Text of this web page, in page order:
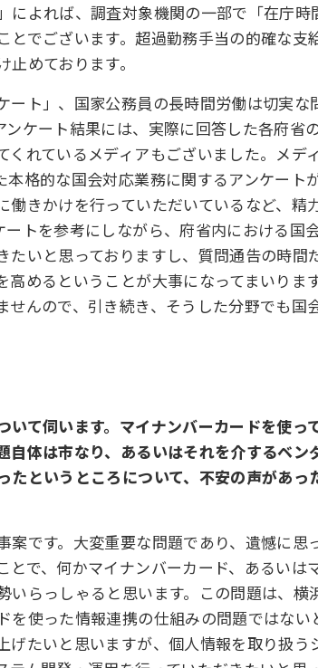
によれば、調査対象機関の一部で「在庁
とでございます。超過勤務手当の的確な
めております。
ート」、国家公務員の長時間労働は切実
ケート結果には、実際に回答した各府省
れているメディアもございました。メ
格的な国会対応業務に関するアンケー
働きかけを行っていただいているなど、
ートを参考にしながら、府省内における
たいと思っておりますし、質問通告の時
めるということが大事になってまいり
んので、引き続き、そうした分野でも国
いて伺います。マイナンバーカードを使
自体は市なり、あるいはそれを介するベ
たというところについて、不安の声があ
案です。大変重要な問題であり、遺憾に
とで、何かマイナンバーカード、あるい
いらっしゃると思います。この問題は、
を使った情報連携の仕組みの問題ではな
たいと思いますが、個人情報を取り扱